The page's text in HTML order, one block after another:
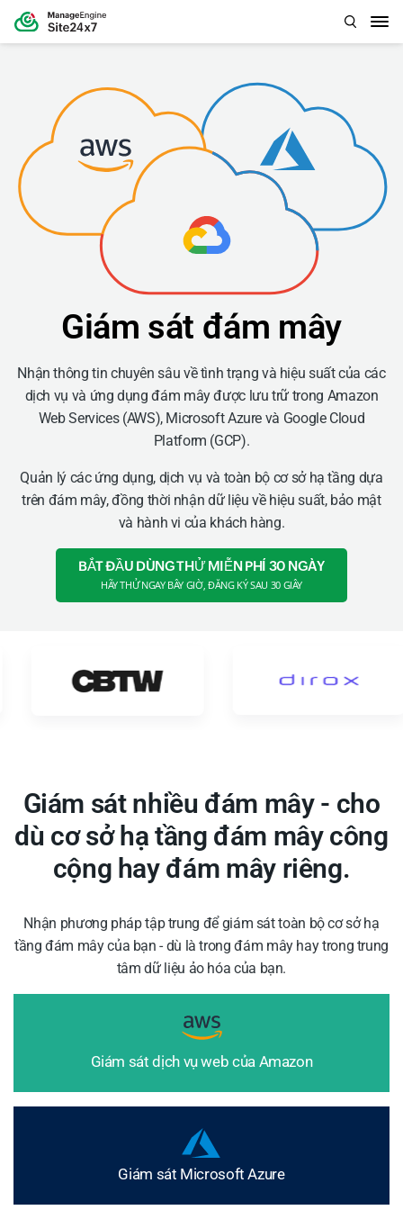
Giám sát đám mây
Nhận thông tin chuyên sâu về tình trạng và hiệu suất của các
dịch vụ và ứng dụng đám mây được lưu trữ trong Amazon
Web Services (AWS), Microsoft Azure và Google Cloud
Platform (GCP).
Quản lý các ứng dụng, dịch vụ và toàn bộ cơ sở hạ tầng dựa
trên đám mây, đồng thời nhận dữ liệu về hiệu suất, bảo mật
và hành vi của khách hàng.
BẮT ĐẦU DÙNG THỬ MIỄN PHÍ 30 NGÀY
HÃY THỬ NGAY BÂY GIỜ, ĐĂNG KÝ SAU 30 GIÂY
Giám sát nhiều đám mây - cho
dù cơ sở hạ tầng đám mây công
cộng hay đám mây riêng.
Nhận phương pháp tập trung để giám sát toàn bộ cơ sở hạ
tầng đám mây của bạn - dù là trong đám mây hay trong trung
tâm dữ liệu ảo hóa của bạn.
Giám sát dịch vụ web của Amazon
Giám sát Microsoft Azure